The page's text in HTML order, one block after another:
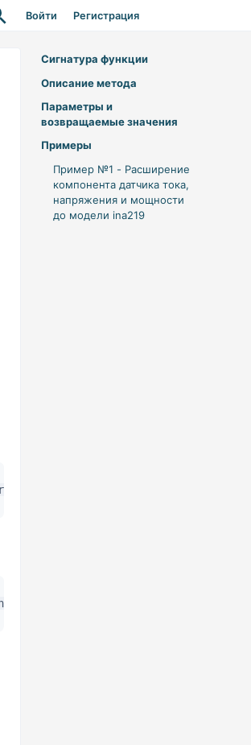
Войти Регистрация
Сигнатура функции
Описание метода
Параметры и
возвращаемые значения
Примеры
Пример №1 - Расширение
компонента датчика тока,
напряжения и мощности
до модели ina219